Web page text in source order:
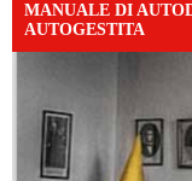
MANUALE DI
AUTOGESTITA